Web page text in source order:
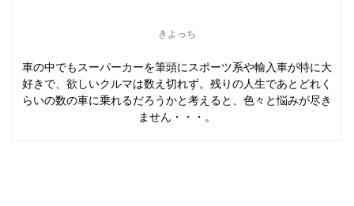
きよっち
車の中でもスーパーカーを筆頭にスポーツ系や輸入車が特に大
好きで、欲しいクルマは数え切れず。残りの人生であとどれく
らいの数の車に乗れるだろうかと考えると、色々と悩みが尽き
ません・・・。